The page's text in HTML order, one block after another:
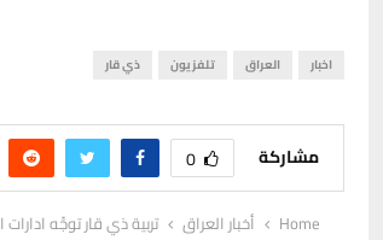
اخبار العراق تلفزيون ذي قار
مشاركة 0
Home أخبار العراق تربية ذي قار توجِّه